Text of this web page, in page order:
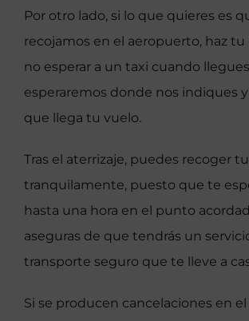
Por otro lado, si lo que quieres es
recojamos en el aeropuerto, haz tu
no esperar a un taxi cuando
esperaremos donde nos indiques y
que llega tu vuelo.
Tras el aterrizaje, puedes recoger
tranquilamente, puesto que te
hasta una hora en el punto
aseguras de que tendrás un
transporte seguro que te lleve a
Si se producen cancelaciones en